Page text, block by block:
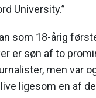
University.”
som 18-årig
er søn af to
men var
ligesom en af